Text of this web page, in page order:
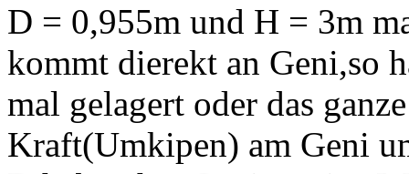
D = 0,955m und H = 3m
kommt dierekt an Geni,so
mal gelagert oder das
Kraft(Umkipen) am Geni